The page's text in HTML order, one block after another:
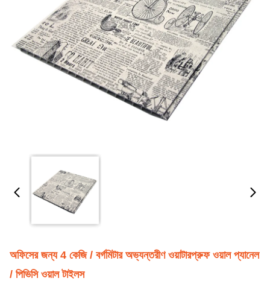
অফিসের জন্য 4 কেজি / বর্গমিটার অভ্যন্তরীণ ওয়াটারপ্রুফ ওয়াল প্যানেল
/ পিভিসি ওয়াল টাইলস